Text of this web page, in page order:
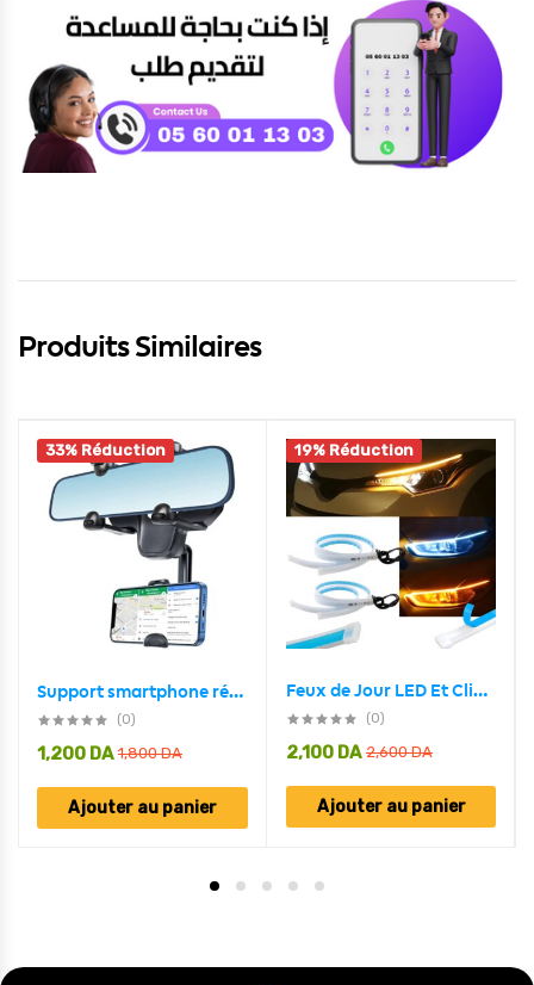
Produits Similaires
33% Réduction
Support smartphone réglable pour rétroviseur de voiture 360 degrés
(0)
1,800DA
1,200 DA
Ajouter au panier
19% Réduction
Feux de Jour LED Et Clignotant 2Pcs Pour Phares de Voiture 60cm
(0)
2,600DA
2,100 DA
Ajouter au panier